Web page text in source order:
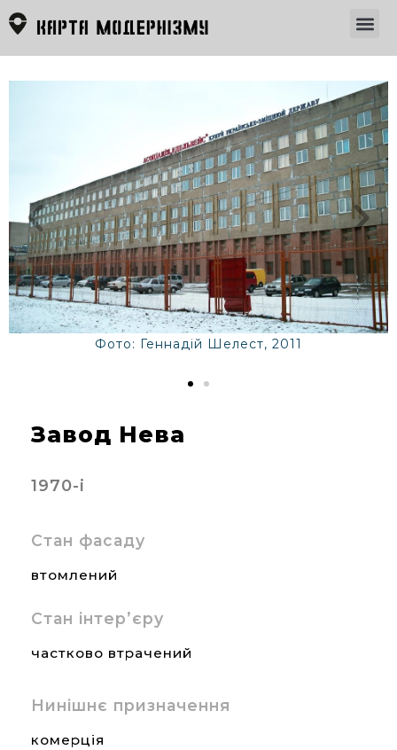
Фото: Геннадій Шелест, 2011
Завод Нева
1970-і
Стан фасаду
втомлений
Стан інтер’єру
частково втрачений
Нинішнє призначення
комерція